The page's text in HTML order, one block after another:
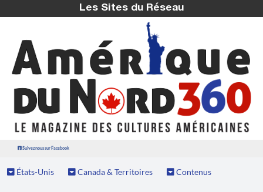
Les Sites du Réseau
Suivez nous sur Facebook
États-Unis Canada & Territoires Contenus